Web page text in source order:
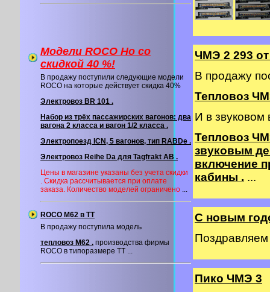
Модели ROCO Ho со
cкидкой 40 %!
В продажу поступили следующие модели
ROCO на которые действует скидка 40%
Электровоз BR 101 .
Набор из трёх пассажирских вагонов: два
вагона 2 класса и вагон 1/2 класса .
Электропоезд ICN, 5 вагонов, тип RABDe .
Электровоз Reihe Da для Tagfrakt AB .
Цены в магазине указаны без учета скидки
. Скидка рассчитывается при оплате
заказа. Количество моделей ограничено ...
ROCO M62 в ТТ
В продажу поступила модель
тепловоз М62 . производства фирмы
ROCO в типоразмере ТТ ...
ЧМЭ 2 293
В продажу
Тепловоз
И в звуковом
Тепловоз
звуковым
включение
кабины . ...
С новым
Пико ЧМЭ 3